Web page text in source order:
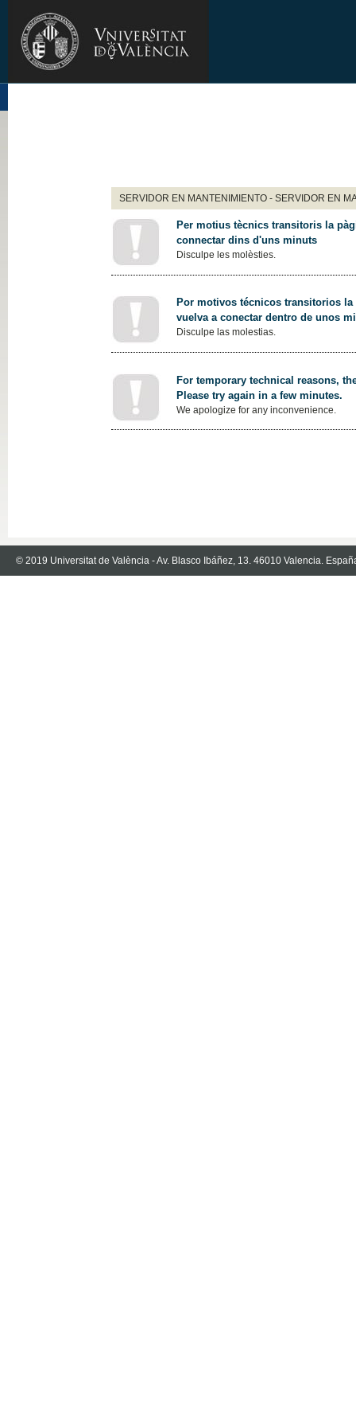
SERVIDOR EN MANTENIMIENTO - SERVIDOR EN
Per motius tècnics transitoris la
connectar dins d'uns minuts
Disculpe les molèsties.
Por motivos técnicos transitorios
vuelva a conectar dentro de unos
Disculpe las molestias.
For temporary technical reasons,
Please try again in a few minutes.
We apologize for any inconvenience.
© 2019 Universitat de València - Av. Blasco Ibáñez, 13. 46010 Valencia.